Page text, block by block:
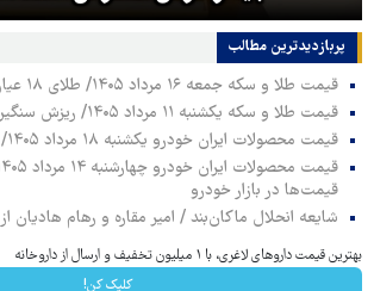
پربازدیدترین‌ مطالب
قیمت طلا و سکه جمعه ۱۶ مرداد ۱۴۰۵/ طلای ۱۸ عیار امروز چند؟
قیمت طلا و سکه یکشنبه ۱۱ مرداد ۱۴۰۵/ ریزش سنگین سکه امامی
قیمت محصولات ایران خودرو یکشنبه ۱۸ مرداد ۱۴۰۵/ کاهش قیمت ۲۰۷
قیمت‌ها در بازار خودرو
شایعه انحلال ماکان‌بند / امیر مقاره و رهام هادیان
بهترین قیمت داروهای لاغری، با ۱ میلیون تخفیف و ارسال از داروخانه‌
کلیک کن!